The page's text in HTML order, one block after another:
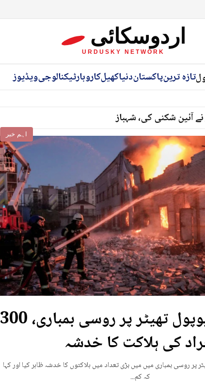
اردوسکائی
URDUSKY NETWORK
تازہ ترینپاکستاندنیاکھیلکاروبارٹیکنالوجیویڈیوز
آئین شکنی کی، شہباز
اہم خبر
یوکرین: ماریوپول تھیٹر پر روسی بمباری، 300
کی ہلاکت کا خدشہ
پر روسی بمباری میں میں بڑی تعداد میں ہلاکتوں کا خدشہ ظاہر کیا اور کہا
کہ کم...